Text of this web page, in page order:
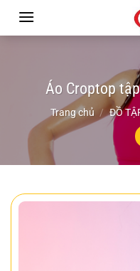
Áo Croptop
Trang chủ / ĐỒ